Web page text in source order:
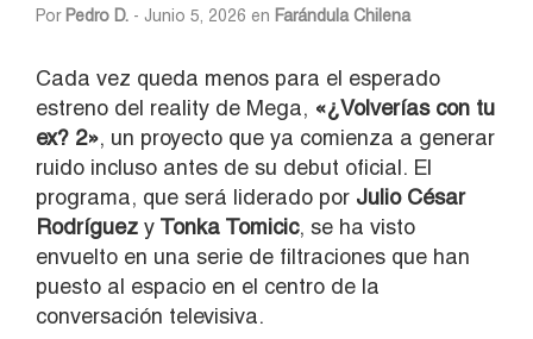
Por Pedro D. - Junio 5, 2026 en Farándula Chilena
Cada vez queda menos para el esperado
estreno del reality de Mega, «¿Volverías con tu
ex? 2», un proyecto que ya comienza a generar
ruido incluso antes de su debut oficial. El
programa, que será liderado por Julio César
Rodríguez y Tonka Tomicic, se ha visto
envuelto en una serie de filtraciones que han
puesto al espacio en el centro de la
conversación televisiva.